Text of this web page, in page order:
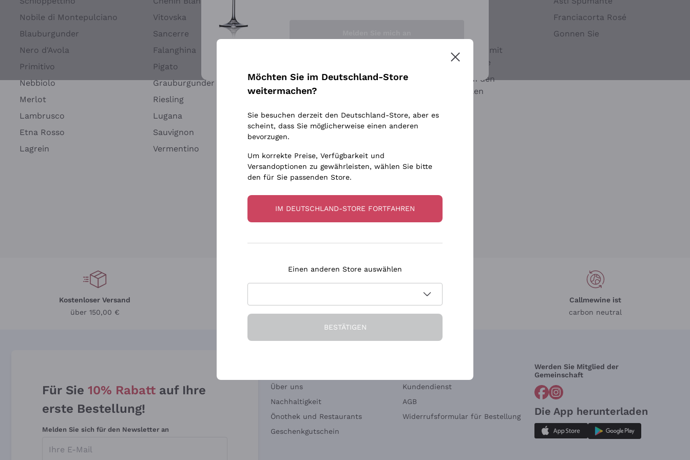
Nobile di Montepulciano
Blauburgunder
Nero d'Avola
Primitivo
Nebbiolo
Merlot
Lambrusco
Etna Rosso
Lagrein
Vitovska
Sancerre
Falanghina
Pigato
Grauburgunder
Riesling
Lugana
Sauvignon
Vermentino
Ca' dei Frati
Biondi Santi
Quintarelli Giuseppe
Rinaldi Giuseppe
Egly Ouriet
Jacquesson
Agrapart
Ohne Sulfit oder mit
minimalen Sulfite
Maischung auf den
Traubenschalen
Franciacorta Rosé
Gonnen Sie
Kostenloser Versand
über 150,00 €
in Deutschland
in 3 Raten
Callmewine ist
carbon neutral
Für Sie 10% Rabatt auf Ihre
erste Bestellung!
Melden Sie sich für den Newsletter an
Über uns
Nachhaltigkeit
Önothek und Restaurants
Geschenkgutschein
Kundendienst
AGB
Widerrufsformular für Bestellung
Werden Sie Mitglied der
Gemeinschaft
Die App herunterladen
Möchten Sie im Deutschland-Store
weitermachen?
Sie besuchen derzeit den Deutschland-Store, aber es
scheint, dass Sie möglicherweise einen anderen
bevorzugen.
Um korrekte Preise, Verfügbarkeit und
Versandoptionen zu gewährleisten, wählen Sie bitte
den für Sie passenden Store.
IM DEUTSCHLAND-STORE FORTFAHREN
Einen anderen Store auswählen
BESTÄTIGEN